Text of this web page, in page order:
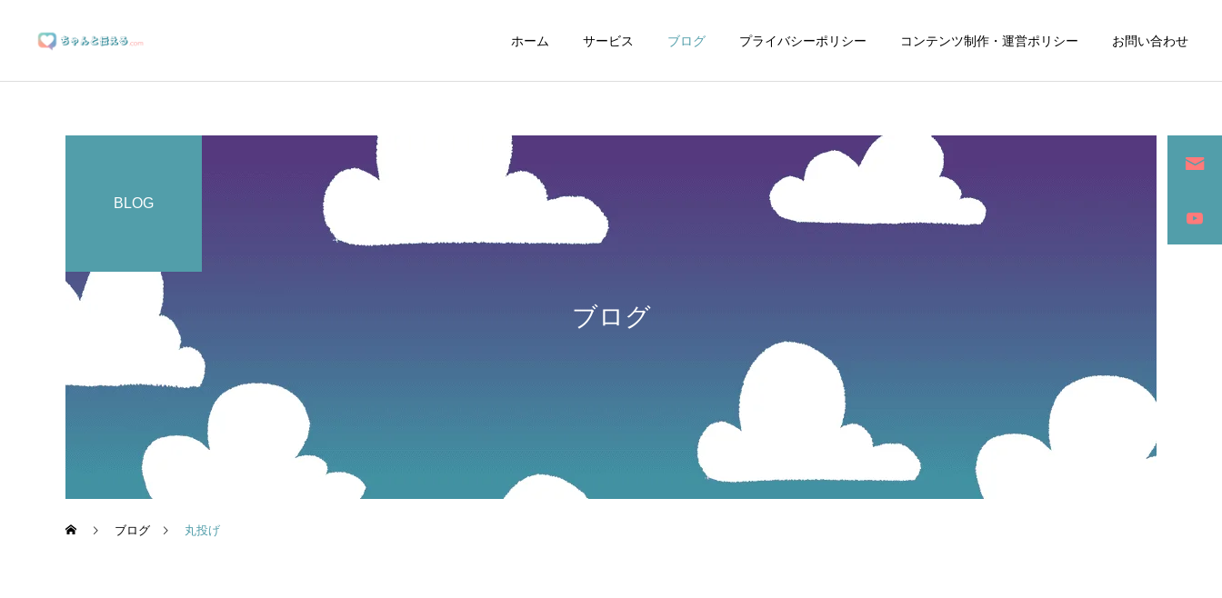
ホーム サービス ブログ プライバシーポリシー コンテンツ制作・運営ポリシー お問い合わせ
詳細を見る
ブランディングサポート グラフィックデザイン SEO / セールスライティング
ブログ
BLOG
ブログ 丸投げ